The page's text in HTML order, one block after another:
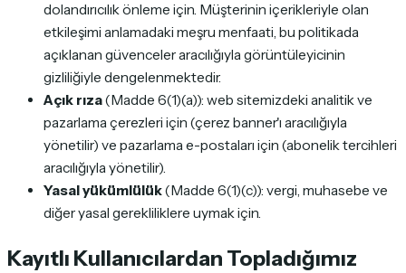
dolandırıcılık önleme için. Müşterinin içerikleriyle olan
etkileşimi anlamadaki meşru menfaati, bu politikada
açıklanan güvenceler aracılığıyla görüntüleyicinin
gizliliğiyle dengelenmektedir.
Açık rıza(Madde 6(1)(a)): web sitemizdeki analitik ve
pazarlama çerezleri için (çerez banner'ı aracılığıyla
yönetilir) ve pazarlama e-postaları için (abonelik tercihleri
aracılığıyla yönetilir).
Yasal yükümlülük(Madde 6(1)(c)): vergi, muhasebe ve
diğer yasal gerekliliklere uymak için.
Kayıtlı Kullanıcılardan Topladığımız